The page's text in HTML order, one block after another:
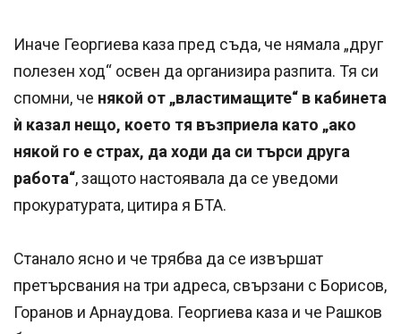
Иначе Георгиева каза пред съда, че нямала „друг
полезен ход“ освен да организира разпита. Тя си
спомни, че някой от „властимащите“ в кабинета
ѝ казал нещо, което тя възприела като „ако
някой го е страх, да ходи да си търси друга
работа“, защото настоявала да се уведоми
прокуратурата, цитира я БТА.
Станало ясно и че трябва да се извършат
претърсвания на три адреса, свързани с Борисов,
Горанов и Арнаудова. Георгиева каза и че Рашков